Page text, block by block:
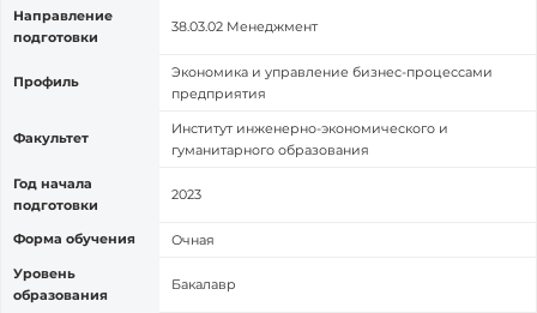
Направление
подготовки
38.03.02 Менеджмент
Профиль
Экономика и управление бизнес-процессами
предприятия
Факультет
Институт инженерно-экономического и
гуманитарного образования
Год начала
подготовки
2023
Форма обучения
Очная
Уровень
образования
Бакалавр